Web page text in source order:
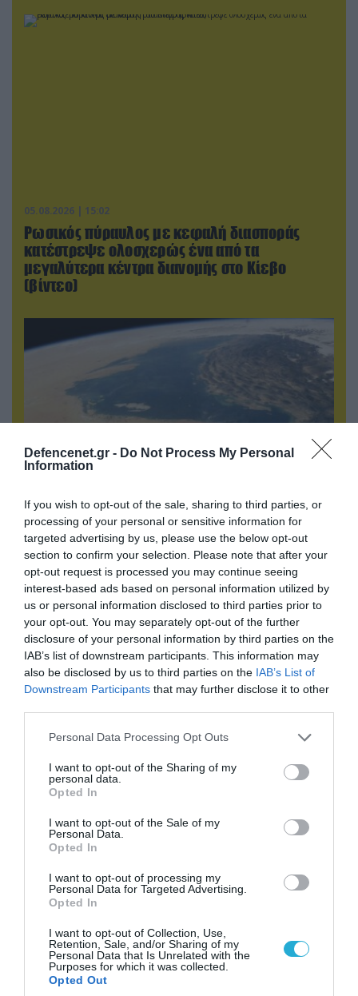
Defencenet.gr - Do Not Process My Personal
Information
If you wish to opt-out of the sale, sharing to third parties, or
processing of your personal or sensitive information for
targeted advertising by us, please use the below opt-out
section to confirm your selection. Please note that after your
opt-out request is processed you may continue seeing
interest-based ads based on personal information utilized by
us or personal information disclosed to third parties prior to
your opt-out. You may separately opt-out of the further
disclosure of your personal information by third parties on the
IAB’s list of downstream participants. This information may
also be disclosed by us to third parties on the IAB’s List of
Downstream Participants that may further disclose it to other
Please note that this website/app uses one or more Google
not limited to your visit or usage behaviour. You may click to
grant or deny consent to Google and its third-party tags to
use your data for below specified purposes in below Google
consent section.
Personal Data Processing Opt Outs
I want to opt-out of the Sharing of my
personal data.
Opted In
I want to opt-out of the Sale of my
Personal Data.
Opted In
I want to opt-out of processing my
Personal Data for Targeted Advertising.
Opted In
I want to opt-out of Collection, Use,
Retention, Sale, and/or Sharing of my
Personal Data that Is Unrelated with the
Purposes for which it was collected.
Opted Out
05.08.2026 | 15:02
Ρωσικός πύραυλος με κεφαλή διασποράς
κατέστρεψε ολοσχερώς ένα από τα
μεγαλύτερα κέντρα διανομής στο Κίεβο
(βίντεο)
05.08.2026 | 22:02
Το Ομάν συμφώνησε ότι τα Στενά του Ορμούζ
είναι υπό ιρανική κυριαρχία και επιτεύχθηκε
συμφωνία
ΠΟΛΙΤΙΚΗ
04.08.2026 | 15:02
Αυτή την ώρα το τελευταίο «αντίο» στον πρώην
υπουργό Ι.Βαρβιτσιώτη (φωτο)